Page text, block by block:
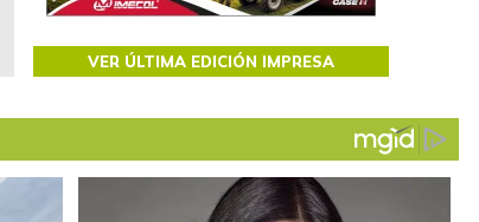
VER ÚLTIMA EDICIÓN IMPRESA